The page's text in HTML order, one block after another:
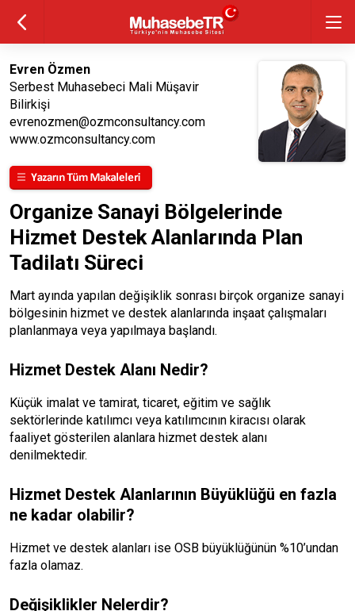
Evren Özmen
Serbest Muhasebeci Mali Müşavir
Bilirkişi
evrenozmen@ozmconsultancy.com
www.ozmconsultancy.com
Organize Sanayi Bölgelerinde
Hizmet Destek Alanlarında Plan
Tadilatı Süreci
Mart ayında yapılan değişiklik sonrası birçok organize sanayi
bölgesinin hizmet ve destek alanlarında inşaat çalışmaları
planlanmaya veya yapılmaya başlandı.
Hizmet Destek Alanı Nedir?
Küçük imalat ve tamirat, ticaret, eğitim ve sağlık
sektörlerinde katılımcı veya katılımcının kiracısı olarak
faaliyet gösterilen alanlara hizmet destek alanı
denilmektedir.
Hizmet Destek Alanlarının Büyüklüğü en fazla
ne kadar olabilir?
Hizmet ve destek alanları ise OSB büyüklüğünün %10’undan
fazla olamaz.
Değişiklikler Nelerdir?